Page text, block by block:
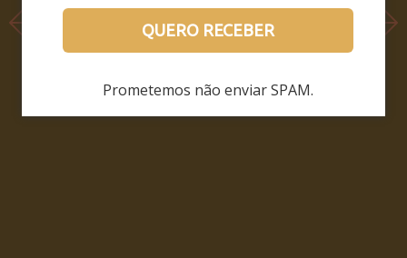
QUERO RECEBER
Prometemos não enviar SPAM.